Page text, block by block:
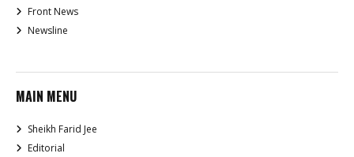
Front News
Newsline
MAIN MENU
Sheikh Farid Jee
Editorial